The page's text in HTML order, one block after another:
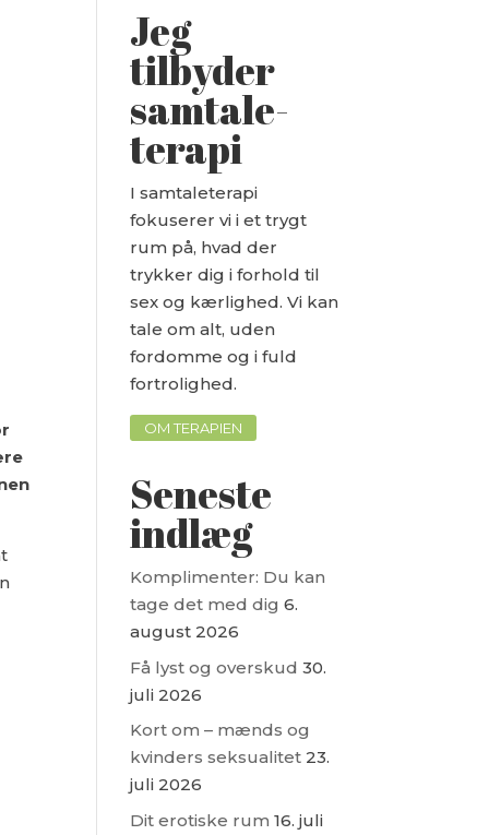
Jeg
tilbyder
samtale-
terapi
I samtaleterapi
fokuserer vi i et trygt
rum på, hvad der
trykker dig i forhold til
sex og kærlighed. Vi kan
tale om alt, uden
fordomme og i fuld
fortrolighed.
OM TERAPIEN
Seneste
indlæg
Komplimenter: Du kan
tage det med dig 6.
august 2026
Få lyst og overskud 30.
juli 2026
Kort om – mænds og
kvinders seksualitet 23.
juli 2026
Dit erotiske rum 16. juli